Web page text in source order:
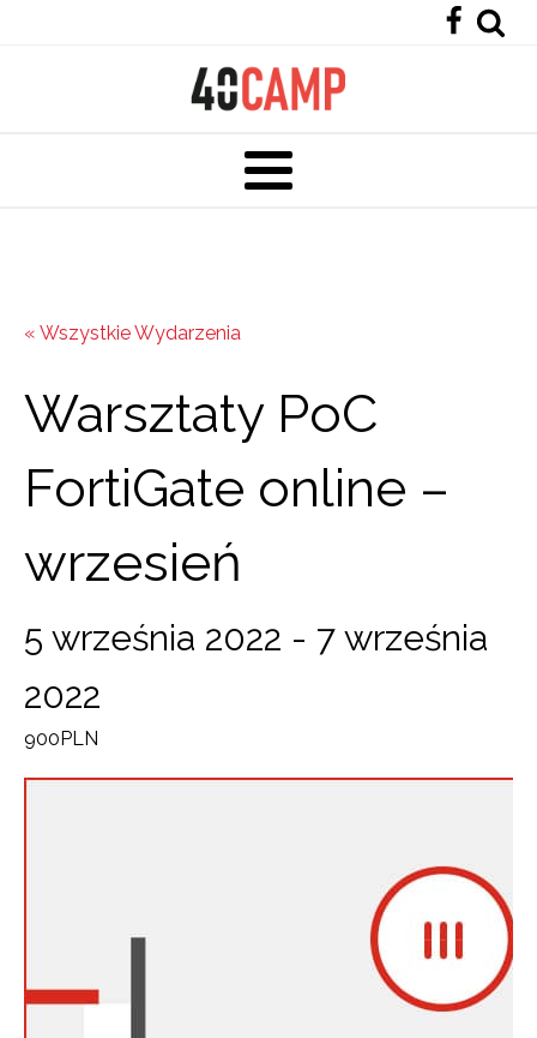
« Wszystkie Wydarzenia
Warsztaty PoC
FortiGate online –
wrzesień
5 września 2022 - 7 września
2022
900PLN